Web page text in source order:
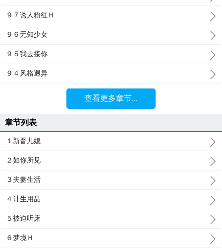
９７诱人粉红Ｈ
９６无知少女
９５我去接你
９４风格迥异
查看更多章节...
章节列表
１新晋儿媳
２如你所见
３夫妻生活
４计生用品
５被迫听床
６梦境Ｈ